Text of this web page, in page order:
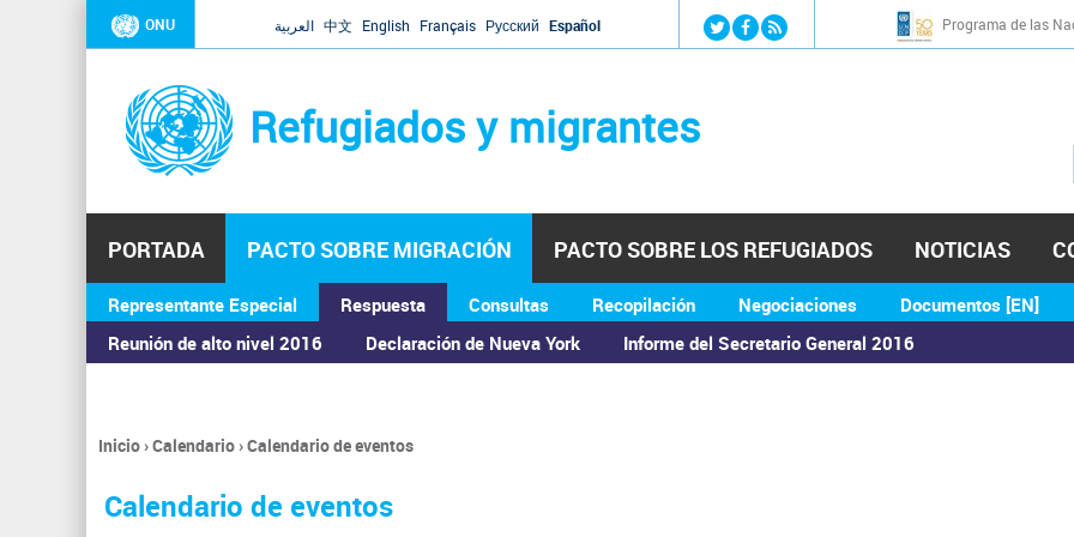
Jump to navigation
ONU العربية 中文 English Français Русский Español Programa de las
Refugiados y migrantes
PORTADA PACTO SOBRE MIGRACIÓN
Representante Especial
Respuesta
Reunión de alto nivel 2016
Declaración de Nueva York Informe del Secretario General 2016
Consultas Recopilación Negociaciones Documentos [EN]
PACTO SOBRE LOS REFUGIADOS NOTICIAS
ASAMBLEA GENERAL
Se
encuentra
usted
Inicio›Calendario›Calendario de eventos
Calendario de eventos